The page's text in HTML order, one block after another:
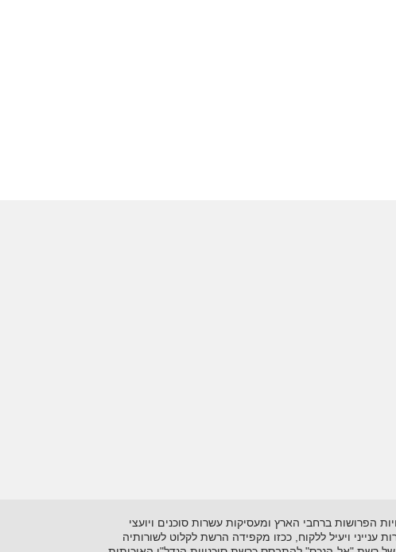
בשנת 1995 ועוסקת בתיווך יזמות ושיווק נדל"ן על סוגיו השונים. כיום מונה הרשתלמעלה מ- 15 סוכנויות הפרושות ברחבי הארץ ומעסיקות עשרות סוכנים ויועצי
ענייני ויעיל ללקוח, ככזו מקפידה הרשת לקלוט לשורותיה